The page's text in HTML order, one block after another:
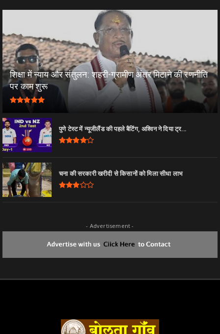
शिक्षा में न्याय और संतुलन: शहरी-ग्रामीण अंतर मिटाने की रणनीति
पर काम शुरू
पुणे टेस्ट में न्यूजीलैंड की पहले बैटिंग, अश्विन ने दिया ट्र...
चना की सरकारी खरीदी से किसानों को मिला सीधा लाभ
- Advertisement -